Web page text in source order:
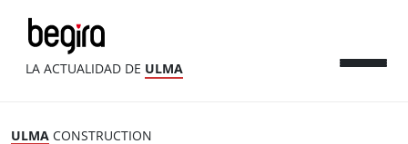
LA ACTUALIDAD DE ULMA
ULMA CONSTRUCTION